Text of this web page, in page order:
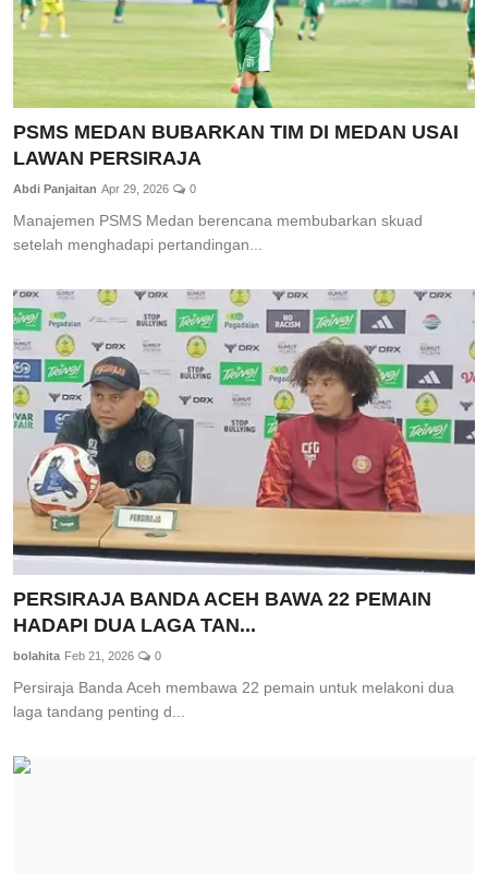
PSMS MEDAN BUBARKAN TIM DI MEDAN USAI
LAWAN PERSIRAJA
Abdi Panjaitan Apr 29, 2026 0
Manajemen PSMS Medan berencana membubarkan skuad
setelah menghadapi pertandingan...
PERSIRAJA BANDA ACEH BAWA 22 PEMAIN
HADAPI DUA LAGA TAN...
bolahita Feb 21, 2026 0
Persiraja Banda Aceh membawa 22 pemain untuk melakoni dua
laga tandang penting d...